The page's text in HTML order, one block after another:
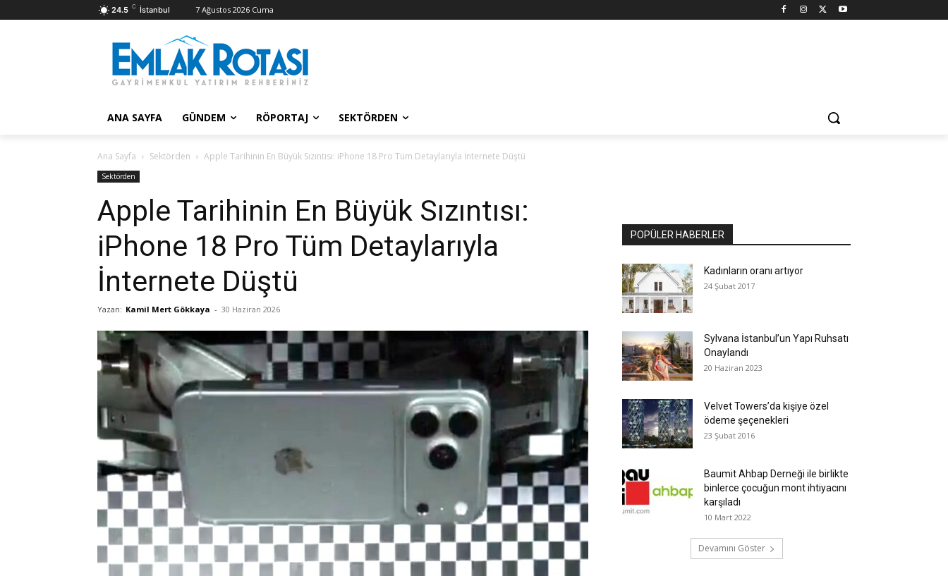
24.5 C İstanbul 7 Ağustos 2026 Cuma
ANA SAYFA GÜNDEM RÖPORTAJ SEKTÖRDEN
Ana Sayfa Sektörden Apple Tarihinin En Büyük Sızıntısı: iPhone 18 Pro Tüm Detaylarıyla İnternete Düştü
Sektörden
Apple Tarihinin En Büyük Sızıntısı:
iPhone 18 Pro Tüm Detaylarıyla
İnternete Düştü
Yazan: Kamil Mert Gökkaya - 30 Haziran 2026
POPÜLER HABERLER
Kadınların oranı artıyor
24 Şubat 2017
Sylvana İstanbul’un Yapı Ruhsatı
Onaylandı
20 Haziran 2023
Velvet Towers’da kişiye özel
ödeme şeçenekleri
23 Şubat 2016
Baumit Ahbap Derneği ile birlikte
binlerce çocuğun mont ihtiyacını
karşıladı
10 Mart 2022
Devamını Göster